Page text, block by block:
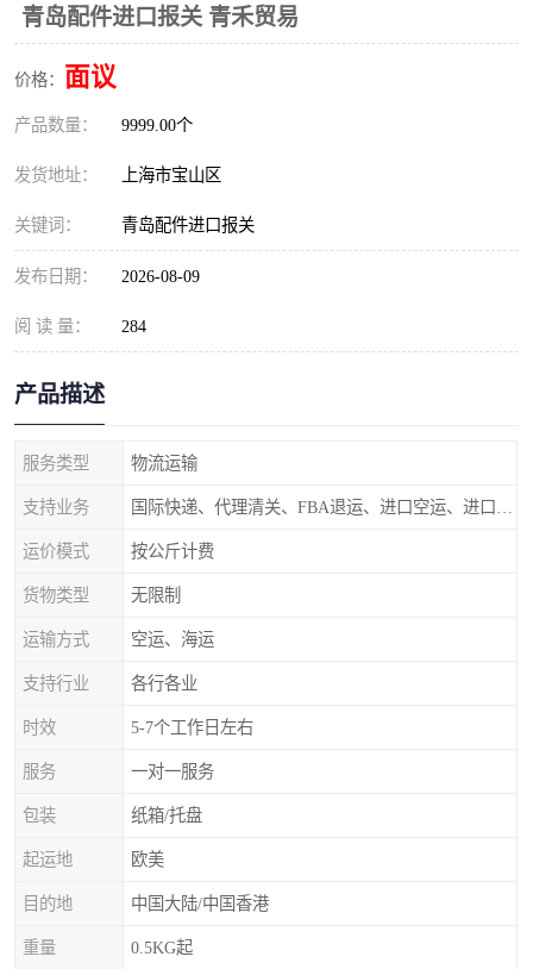
青岛配件进口报关 青禾贸易
价格： 面议
产品数量： 9999.00个
发货地址： 上海市宝山区
关键词： 青岛配件进口报关
发布日期： 2026-08-09
阅 读 量： 284
产品描述
服务类型 物流运输
支持业务
运价模式 按公斤计费
货物类型 无限制
运输方式 空运、海运
支持行业 各行各业
时效 5-7个工作日左右
服务 一对一服务
包装 纸箱/托盘
起运地 欧美
目的地 中国大陆/中国香港
重量 0.5KG起